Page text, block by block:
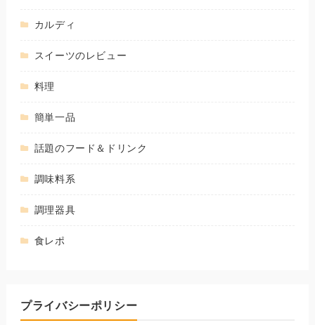
カルディ
スイーツのレビュー
料理
簡単一品
話題のフード＆ドリンク
調味料系
調理器具
食レポ
プライバシーポリシー